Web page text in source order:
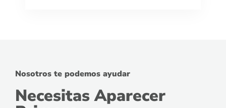
Nosotros te podemos ayudar
Necesitas Aparecer